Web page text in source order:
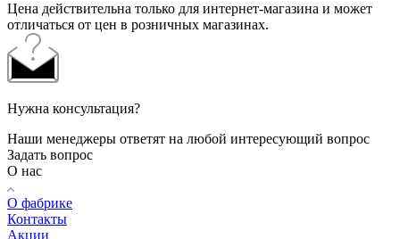
Цена действительна только для интернет-магазина и может
отличаться от цен в розничных магазинах.
Нужна консультация?
Наши менеджеры ответят на любой интересующий вопрос
Задать вопрос
О нас
О фабрике
Контакты
Акции